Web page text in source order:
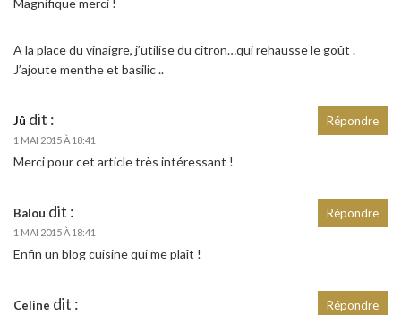
A la place du vinaigre, j’utilise du citron…qui rehausse le goût .
J’ajoute menthe et basilic ..
Jû dit :
1 MAI 2015 À 18:41
Merci pour cet article très intéressant !
Répondre
Balou dit :
1 MAI 2015 À 18:41
Enfin un blog cuisine qui me plaît !
Répondre
Celine dit : Répondre